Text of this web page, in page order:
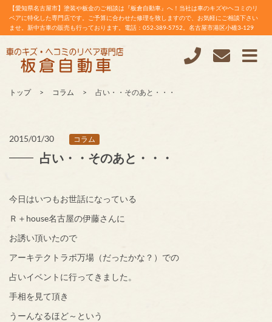
【愛知県名古屋市】塗装や板金のご相談は『板倉自動車』へ！当社は車のキズやヘコミのリ
ペアに特化した専門店です。ご予算に合わせた修理を致しますので、お気軽にご相談下さい
ませ。新中古車の販売も行っております。電話：052-389-5752。名古屋市港区小碓3-129
トップ コラム 占い・・そのあと・・・
2015/01/30 コラム
占い・・そのあと・・・
今日はいつもお世話になっている
Ｒ＋house名古屋の伊藤さんに
お誘い頂いたので
アーキテクトラボ万場（だったかな？）での
占いイベントに行ってきました。
手相を見て頂き
うーんなるほど～という